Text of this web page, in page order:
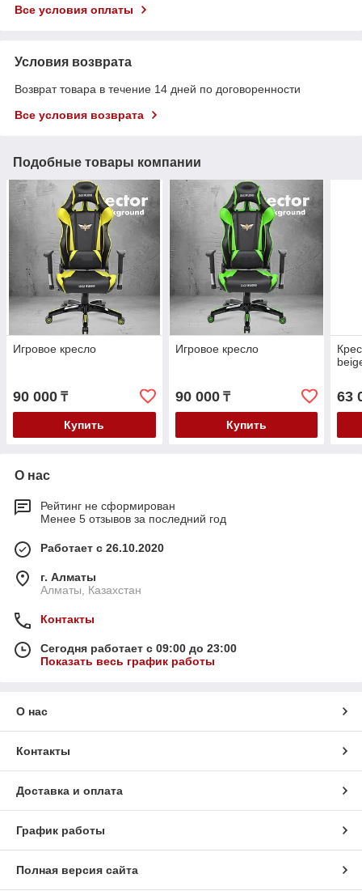
Все условия оплаты
Условия возврата
Возврат товара в течение 14 дней по договоренности
Все условия возврата
Подобные товары компании
Игровое кресло
90 000 ₸
Купить
Игровое кресло
90 000₸
Купить
63
О нас
Рейтинг не сформирован
Менее 5 отзывов за последний год
Работает с 26.10.2020
г. Алматы
Алматы, Казахстан
Контакты
Сегодня работает с 09:00 до 23:00
Показать весь график работы
О нас
Контакты
Доставка и оплата
График работы
Полная версия сайта